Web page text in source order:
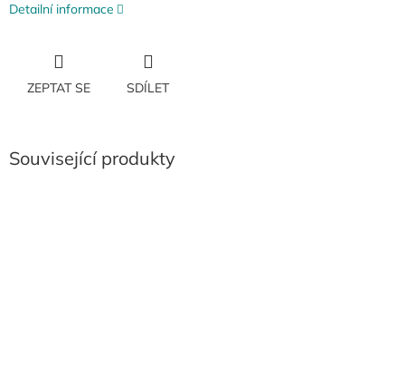
Detailní informace
ZEPTAT SE SDÍLET
Související produkty